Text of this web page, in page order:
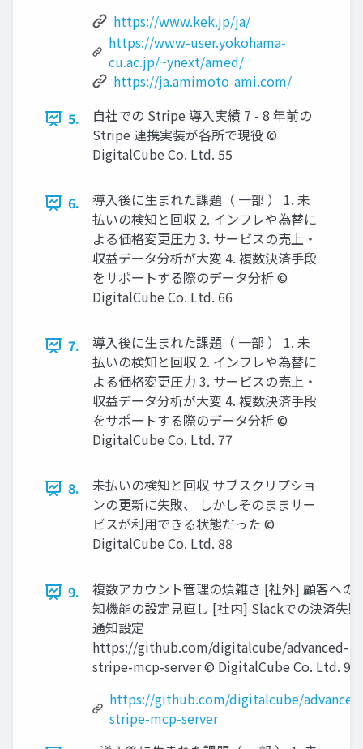
https://www.kek.jp/ja/
https://www-user.yokohama-
cu.ac.jp/~ynext/amed/
https://ja.amimoto-ami.com/
5.
⾃社での Stripe 導⼊実績 7 - 8 年前の
Stripe 連携実装が各所で現役 ©
DigitalCube Co. Ltd. 55
6.
導⼊後に⽣まれた課題（ ⼀部 ） 1. 未
払いの検知と回収 2. インフレや為替に
よる価格変更圧⼒ 3. サービスの売上‧
収益データ分析が⼤変 4. 複数決済⼿段
をサポートする際のデータ分析 ©
DigitalCube Co. Ltd. 66
7.
導⼊後に⽣まれた課題（ ⼀部 ） 1. 未
払いの検知と回収 2. インフレや為替に
よる価格変更圧⼒ 3. サービスの売上‧
収益データ分析が⼤変 4. 複数決済⼿段
をサポートする際のデータ分析 ©
DigitalCube Co. Ltd. 77
8.
未払いの検知と回収 サブスクリプショ
ンの更新に失敗、 しかしそのままサー
ビスが利⽤できる状態だった ©
DigitalCube Co. Ltd. 88
9.
複数アカウント管理の煩雑さ [社外] 顧客への
知機能の設定⾒直し [社内] Slackでの決済失敗
通知設定
https://github.com/digitalcube/advanced-
stripe-mcp-server © DigitalCube Co. Ltd. 99
https://github.com/digitalcube/
stripe-mcp-server